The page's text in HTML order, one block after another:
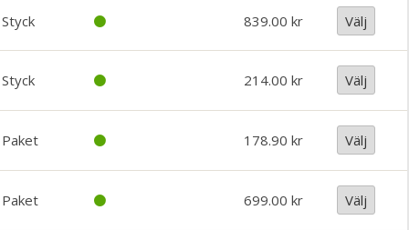
Styck 839.00 Välj
Styck 214.00 Välj
Paket 178.90 Välj
Paket 699.00 Välj